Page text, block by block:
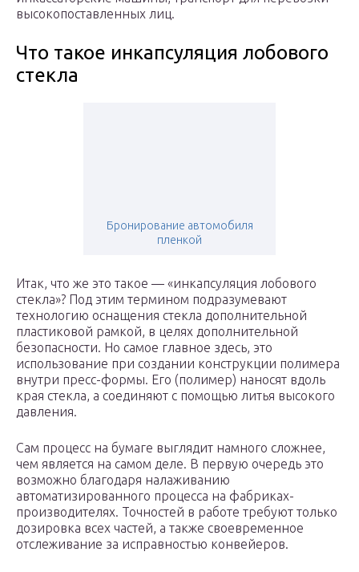
высокопоставленных лиц.
Что такое инкапсуляция лобового
стекла
Бронирование автомобиля
пленкой
Итак, что же это такое — «инкапсуляция лобового
стекла»? Под этим термином подразумевают
технологию оснащения стекла дополнительной
пластиковой рамкой, в целях дополнительной
безопасности. Но самое главное здесь, это
использование при создании конструкции полимера
внутри пресс-формы. Его (полимер) наносят вдоль
края стекла, а соединяют с помощью литья высокого
давления.
Сам процесс на бумаге выглядит намного сложнее,
чем является на самом деле. В первую очередь это
возможно благодаря налаживанию
автоматизированного процесса на фабриках-
производителях. Точностей в работе требуют только
дозировка всех частей, а также своевременное
отслеживание за исправностью конвейеров.